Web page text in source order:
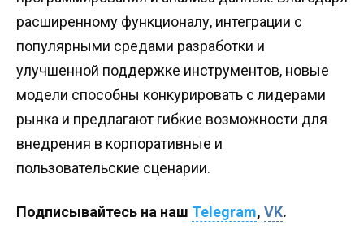
расширенному функционалу, интеграции с
популярными средами разработки и
улучшенной поддержке инструментов, новые
модели способны конкурировать с лидерами
рынка и предлагают гибкие возможности для
внедрения в корпоративные и
пользовательские сценарии.
Подписывайтесь на наш Telegram, VK.